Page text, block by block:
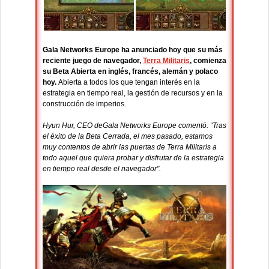
Gala Networks Europe ha anunciado hoy que su más
reciente juego de navegador, Terra Militaris, comienza
su Beta Abierta en inglés, francés, alemán y polaco
hoy. Abierta a todos los que tengan interés en la
estrategia en tiempo real, la gestión de recursos y en la
construcción de imperios.
Hyun Hur, CEO deGala Networks Europe comentó: “Tras
el éxito de la Beta Cerrada, el mes pasado, estamos
muy contentos de abrir las puertas de Terra Militaris a
todo aquel que quiera probar y disfrutar de la estrategia
en tiempo real desde el navegador".